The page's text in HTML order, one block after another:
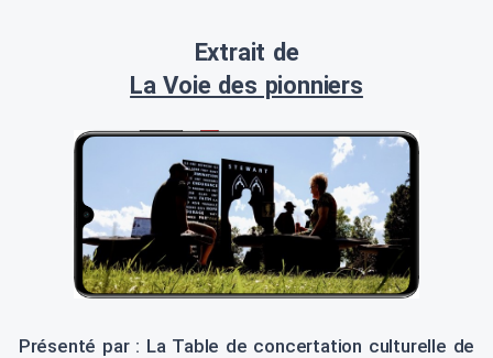
Extrait de
La Voie des pionniers
Présenté par : La Table de concertation culturelle de